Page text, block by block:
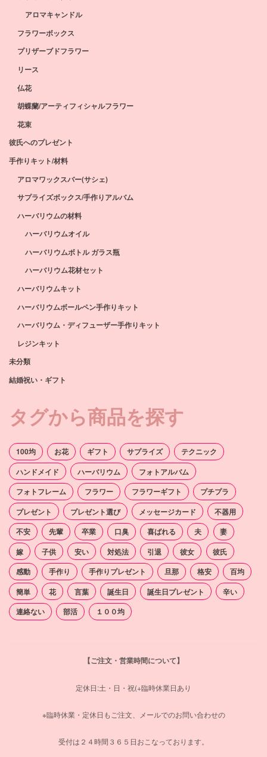
アロマキャンドル
フラワーボックス
プリザーブドフラワー
リース
仏花
胡蝶蘭/アーティフィシャルフラワー
花束
彼氏へのプレゼント
手作りキット/材料
アロマワックスバー(サシェ)
サプライズボックス/手作りアルバム
ハーバリウムの材料
ハーバリウムオイル
ハーバリウムボトル ガラス瓶
ハーバリウム花材セット
ハーバリウムキット
ハーバリウムボールペン手作りキット
ハーバリウム・ディフューザー手作りキット
レジンキット
未分類
結婚祝い・ギフト
タグから商品を探す
100均 お花 ギフト サプライズ
テクニック
ハンドメイド
ハーバリウム
フォトアルバム
フォトフレーム
フラワー フラワーギフト
プチプラ
プレゼント
プレゼント選び メッセージカード
不器用
不安
先輩 卒業 口臭 喜ばれる 夫
妻
嫁
子供 安い 対処法 引退 彼女
彼氏
感動
手作り 手作りプレゼント 旦那 格安
百均
簡単
花 言葉 誕生日 誕生日プレゼント
辛い
連絡ない
部活 １００均
【ご注文・営業時間について】
定休日:土・日・祝(+臨時休業日あり
※臨時休業・定休日もご注文、メールでのお問い合わせの
受付は２４時間３６５日おこなっております。